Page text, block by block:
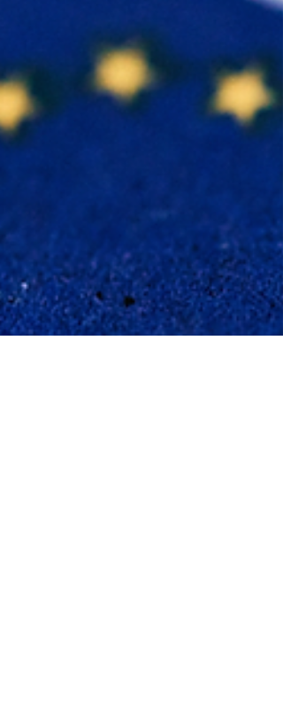
Mujeres, Apicultura y Avicultura». La propuesta